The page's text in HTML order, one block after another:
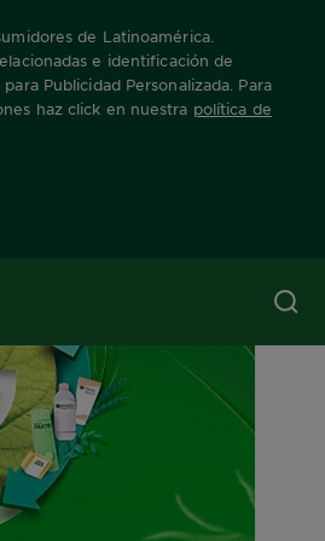
de Latinoamérica.
e identificación de
Publicidad Personalizada. Para
haz click en nuestra política de